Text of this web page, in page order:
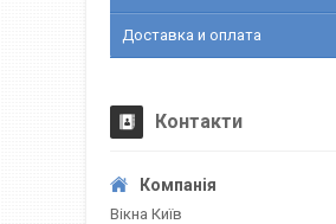
Доставка и оплата
Контакти
Вікна Київ